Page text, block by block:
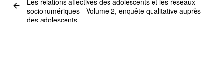
Les relations affectives des adolescents et les réseaux
socionumériques - Volume 2, enquête qualitative auprès
des adolescents